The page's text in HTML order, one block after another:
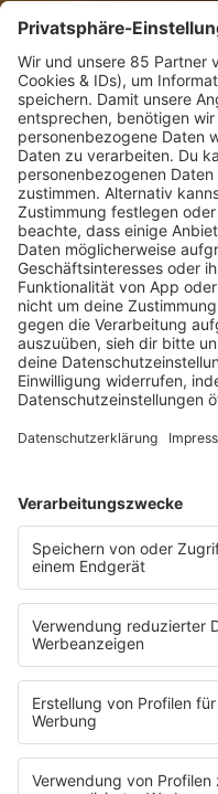
KW30 Album der
SONNY
ALL AGAIN?”
Mit seinem
Sonny Fodera ein
kreativer Arbeit – ein
HOME
PROGRAMM
Sendeplan
DJs
Playlist